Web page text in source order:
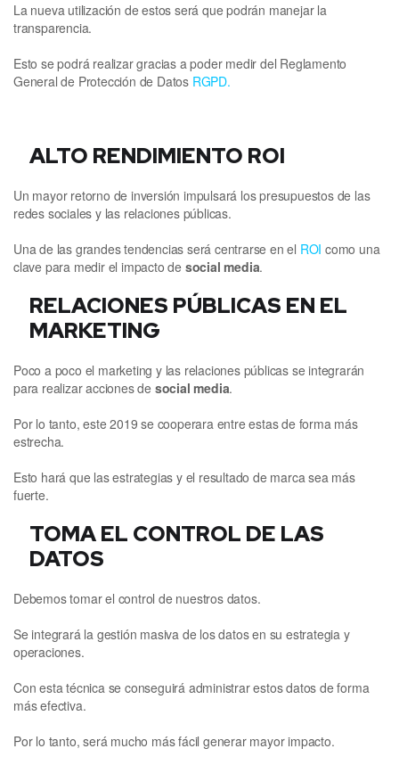
La nueva utilización de estos será que podrán manejar la
transparencia.
Esto se podrá realizar gracias a poder medir del Reglamento
General de Protección de Datos RGPD.
ALTO RENDIMIENTO ROI
Un mayor retorno de inversión impulsará los presupuestos de las
redes sociales y las relaciones públicas.
Una de las grandes tendencias será centrarse en el ROI como una
clave para medir el impacto de social media.
RELACIONES PÚBLICAS EN EL
MARKETING
Poco a poco el marketing y las relaciones públicas se integrarán
para realizar acciones de social media.
Por lo tanto, este 2019 se cooperara entre estas de forma más
estrecha.
Esto hará que las estrategias y el resultado de marca sea más
fuerte.
TOMA EL CONTROL DE LAS
DATOS
Debemos tomar el control de nuestros datos.
Se integrará la gestión masiva de los datos en su estrategia y
operaciones.
Con esta técnica se conseguirá administrar estos datos de forma
más efectiva.
Por lo tanto, será mucho más fácil generar mayor impacto.